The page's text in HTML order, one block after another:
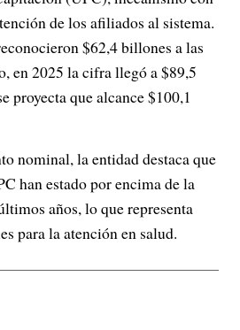
de los afiliados al sistema.
$62,4 billones a las
en 2025 la cifra llegó a $89,5
proyecta que alcance $100,1
nominal, la entidad destaca que
han estado por encima de la
años, lo que representa
para la atención en salud.